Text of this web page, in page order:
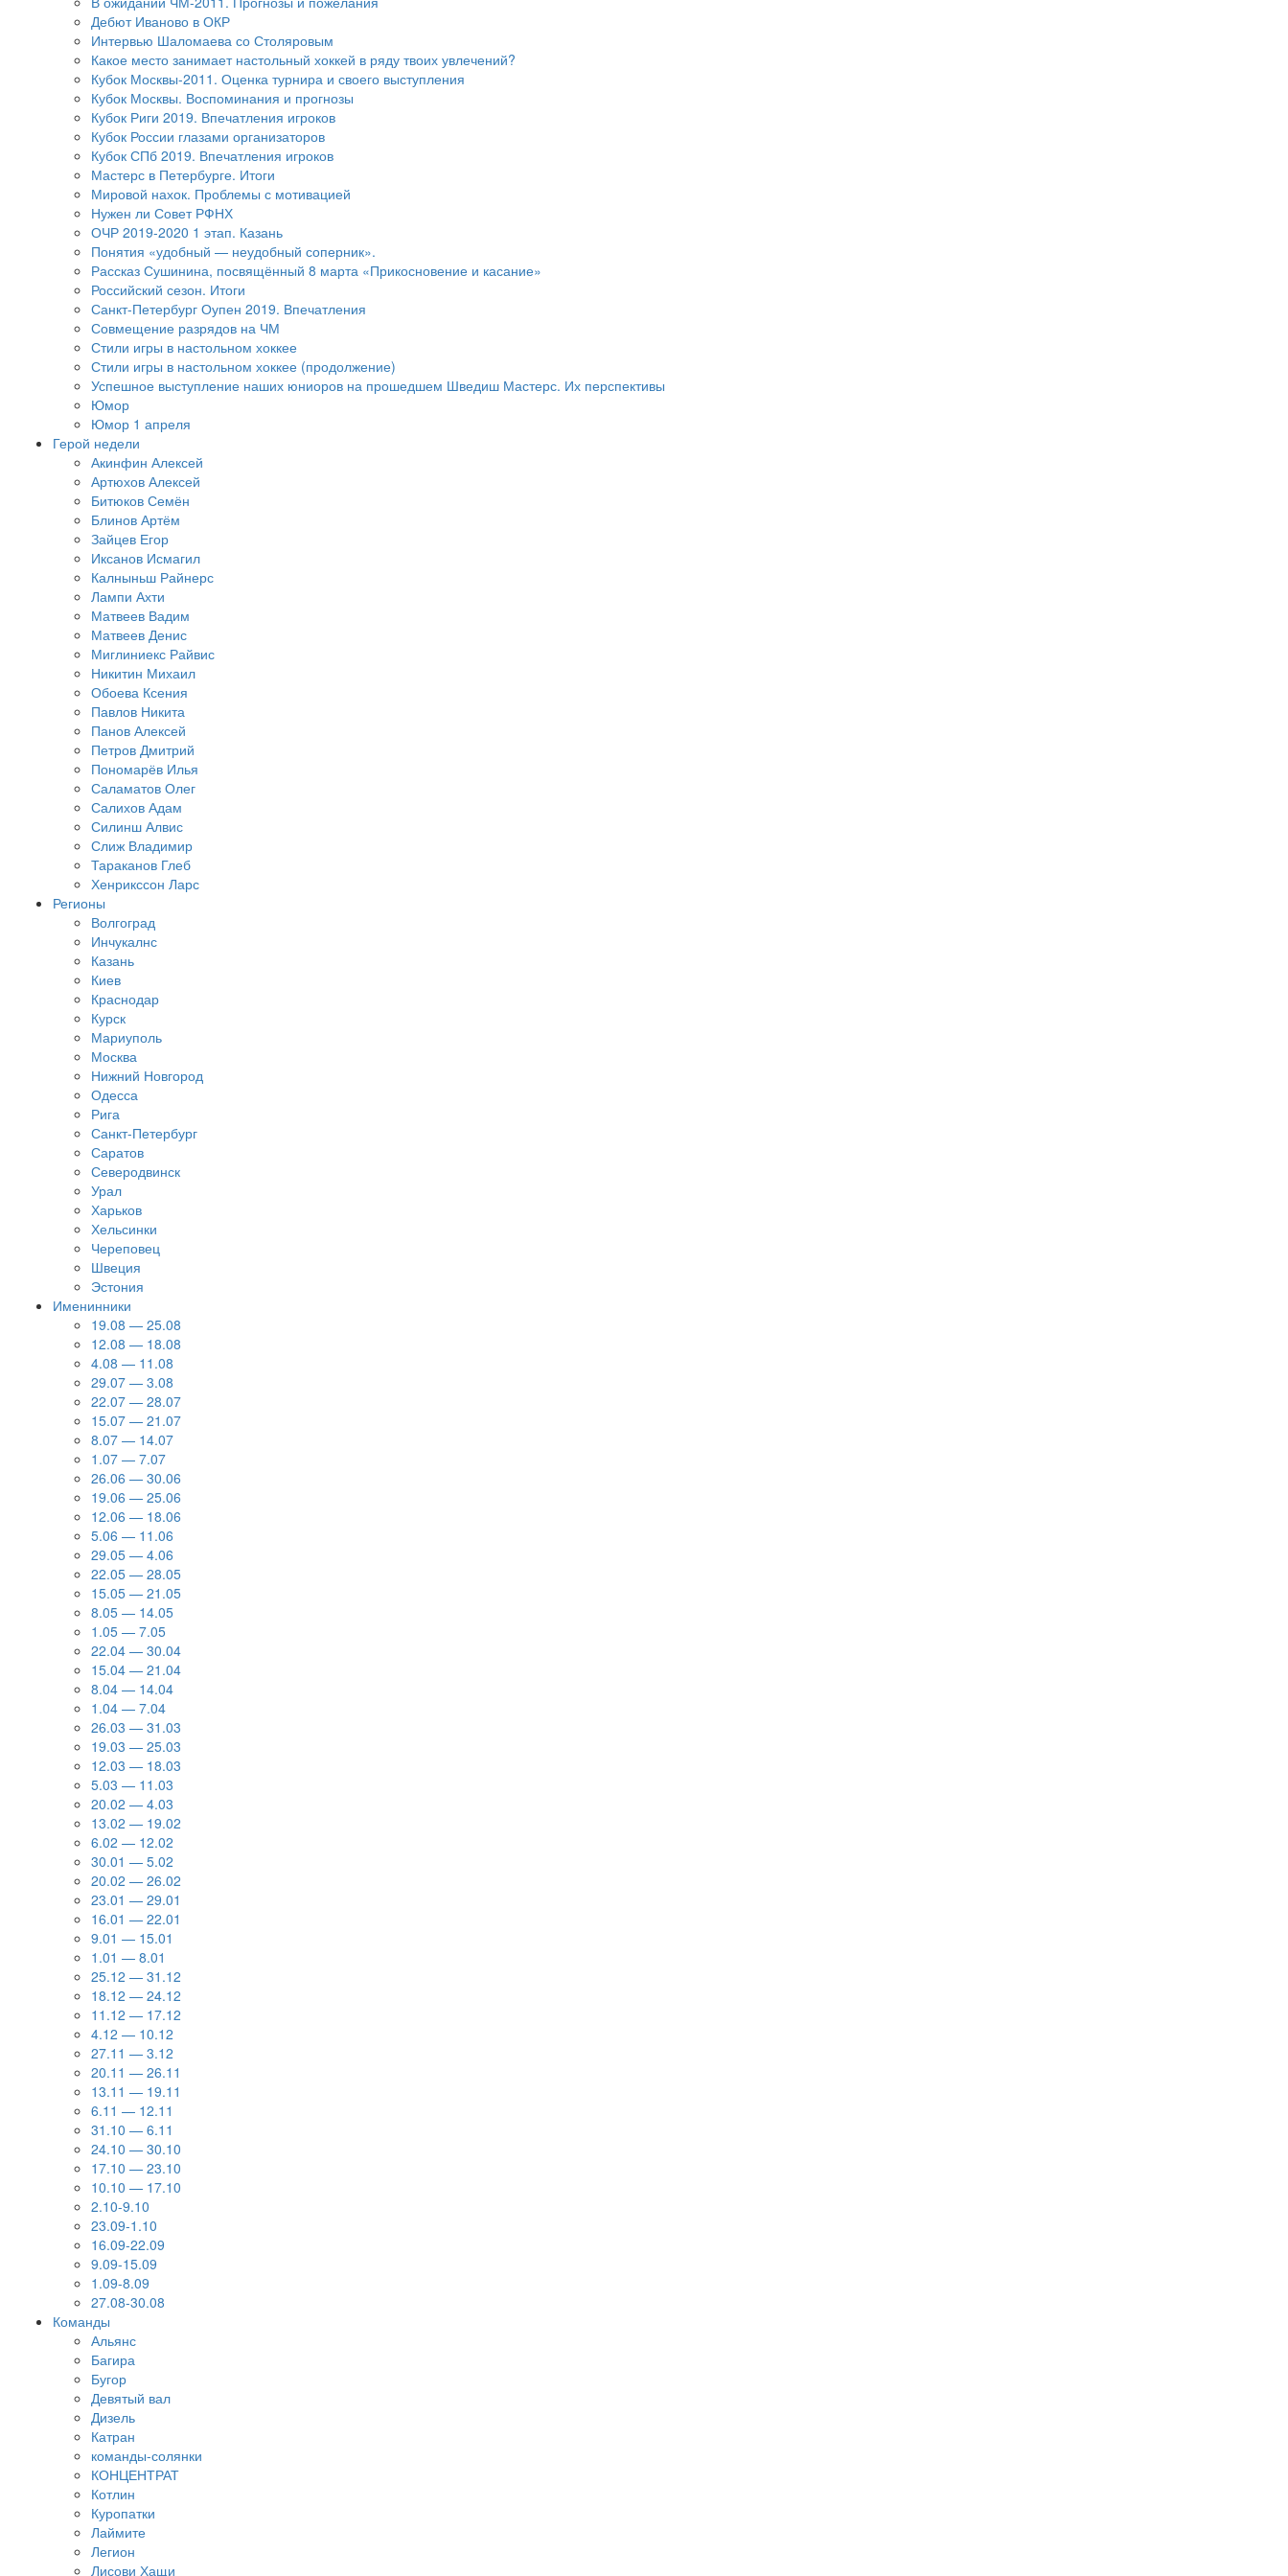
Дебют Иваново в ОКР
Интервью Шаломаева со Столяровым
Какое место занимает настольный хоккей в ряду твоих увлечений?
Кубок Москвы-2011. Оценка турнира и своего выступления
Кубок Москвы. Воспоминания и прогнозы
Кубок Риги 2019. Впечатления игроков
Кубок России глазами организаторов
Кубок СПб 2019. Впечатления игроков
Мастерс в Петербурге. Итоги
Мировой нахок. Проблемы с мотивацией
Нужен ли Совет РФНХ
ОЧР 2019-2020 1 этап. Казань
Понятия «удобный — неудобный соперник».
Рассказ Сушинина, посвящённый 8 марта «Прикосновение и касание»
Российский сезон. Итоги
Санкт-Петербург Оупен 2019. Впечатления
Совмещение разрядов на ЧМ
Стили игры в настольном хоккее
Стили игры в настольном хоккее (продолжение)
Успешное выступление наших юниоров на прошедшем Шведиш Мастерс. Их перспективы
Юмор
Юмор 1 апреля
Герой недели
Акинфин Алексей
Артюхов Алексей
Битюков Семён
Блинов Артём
Зайцев Егор
Иксанов Исмагил
Калныньш Райнерс
Лампи Ахти
Матвеев Вадим
Матвеев Денис
Миглиниекс Райвис
Никитин Михаил
Обоева Ксения
Павлов Никита
Панов Алексей
Петров Дмитрий
Пономарёв Илья
Саламатов Олег
Салихов Адам
Силинш Алвис
Слиж Владимир
Тараканов Глеб
Хенрикссон Ларс
Регионы
Волгоград
Инчукалнс
Казань
Киев
Краснодар
Курск
Мариуполь
Москва
Нижний Новгород
Одесса
Рига
Санкт-Петербург
Саратов
Северодвинск
Урал
Харьков
Хельсинки
Череповец
Швеция
Эстония
Именинники
19.08 — 25.08
12.08 — 18.08
4.08 — 11.08
29.07 — 3.08
22.07 — 28.07
15.07 — 21.07
8.07 — 14.07
1.07 — 7.07
26.06 — 30.06
19.06 — 25.06
12.06 — 18.06
5.06 — 11.06
29.05 — 4.06
22.05 — 28.05
15.05 — 21.05
8.05 — 14.05
1.05 — 7.05
22.04 — 30.04
15.04 — 21.04
8.04 — 14.04
1.04 — 7.04
26.03 — 31.03
19.03 — 25.03
12.03 — 18.03
5.03 — 11.03
20.02 — 4.03
13.02 — 19.02
6.02 — 12.02
30.01 — 5.02
20.02 — 26.02
23.01 — 29.01
16.01 — 22.01
9.01 — 15.01
1.01 — 8.01
25.12 — 31.12
18.12 — 24.12
11.12 — 17.12
4.12 — 10.12
27.11 — 3.12
20.11 — 26.11
13.11 — 19.11
6.11 — 12.11
31.10 — 6.11
24.10 — 30.10
17.10 — 23.10
10.10 — 17.10
2.10-9.10
23.09-1.10
16.09-22.09
9.09-15.09
1.09-8.09
27.08-30.08
Команды
Альянс
Багира
Бугор
Девятый вал
Дизель
Катран
команды-солянки
КОНЦЕНТРАТ
Котлин
Куропатки
Лаймите
Легион
Лисови Хащи